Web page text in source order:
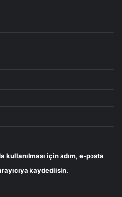
kullanılması için adım, e-posta
kaydedilsin.